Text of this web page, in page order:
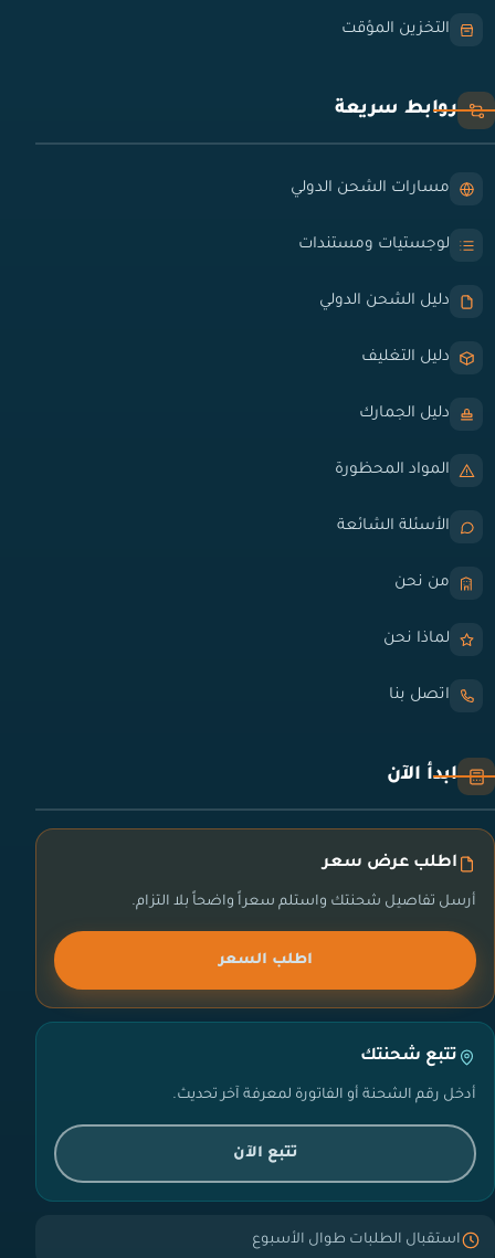
التخزين المؤقت
روابط سريعة
مسارات الشحن الدولي
لوجستيات ومستندات
دليل الشحن الدولي
دليل التغليف
دليل الجمارك
المواد المحظورة
الأسئلة الشائعة
من نحن
لماذا نحن
اتصل بنا
ابدأ الآن
اطلب عرض سعر
أرسل تفاصيل شحنتك واستلم سعراً واضحاً بلا التزام.
اطلب السعر
تتبع شحنتك
أدخل رقم الشحنة أو الفاتورة لمعرفة آخر تحديث.
تتبع الآن
استقبال الطلبات طوال الأسبوع